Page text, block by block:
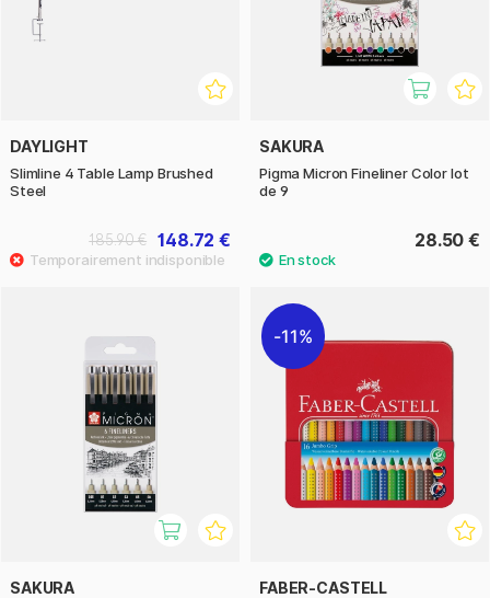
DAYLIGHT
Slimline 4 Table Lamp Brushed
Steel
148.72 €
185.90 €
SAKURA
Pigma Micron Fineliner Color lot
de 9
28.50 €
SAKURA
11%
FABER-CASTELL